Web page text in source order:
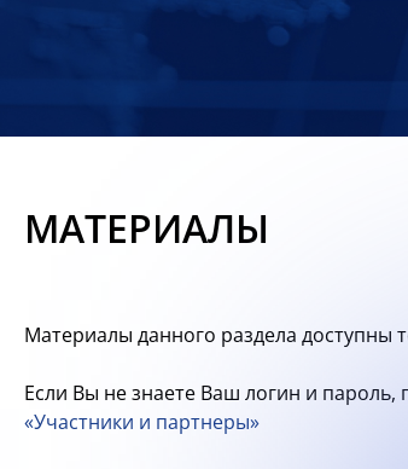
МАТЕРИАЛЫ
Материалы данного раздела доступны
Если Вы не знаете Ваш логин и
«Участники и партнеры»